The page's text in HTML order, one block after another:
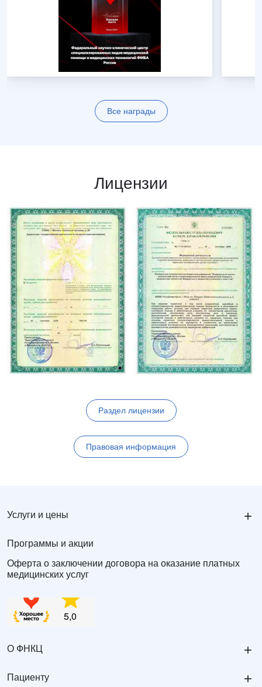
Все награды
Лицензии
Раздел лицензии
Правовая информация
Услуги и цены +
Программы и акции
Оферта о заключении договора на оказание платных
медицинских услуг
О ФНКЦ +
Пациенту +